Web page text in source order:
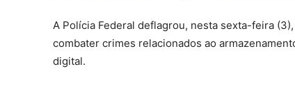
A Polícia Federal deflagrou, nesta sexta-feira
combater crimes relacionados ao
digital.